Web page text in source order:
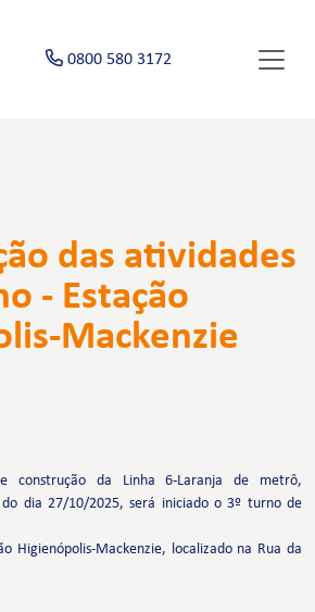
0800 580 3172
das atividades
- Estação
Mackenzie
construção da Linha 6-Laranja de metrô,
dia 27/10/2025, será iniciado o 3º turno de
Higienópolis-Mackenzie, localizado na Rua da